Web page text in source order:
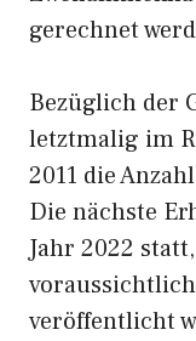
gerechnet
Bezüglich der
letztmalig im
2011 die
Die nächste
Jahr 2022
veröffentlicht